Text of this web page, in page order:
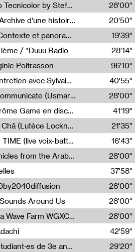
Radia Show #1098: Radio Tecnicolor by Stefan Nussbaumer & Georg Zichy (Radio Orange 94.0)
28'00"
Mémoires en Creux #2 : Archive d'une histoire artistique
20'50"
Mémoires en Creux #1 : Contexte et panorama
19'39"
/ *Duuu Radio
28'14"
Poitrasson
96'10"
Anatomie du Tomason, entretien avec Sylvain Cardonnel
40'55"
Radia Show #1095 : To Communicate (Usmaradio)
28'00"
Light turbulences #2 : Jérôme Game en discussion avec Thomas Corlin
41'19"
Light turbulences #3 : Le Châ (Lutèce Lockness)
21'35"
Light turbulences #1 : ON TIME (live voix-batterie) avec Jérôme Game & Jean-Michel Espitallier
Espitallier
16'43"
Radia Show #1094 Chronicles from the Arab Cold War by Ghazi Barakat
28'00"
37'58"
28'00"
Around Us
28'00"
Radia Show #1090 : Radia Wave Farm WGXC Corey De Juan Sherrard Jr Startalk
28'00"
42'59"
Regilote / Live avec les étudiant·es de 3e année de l'EMA
29'20"